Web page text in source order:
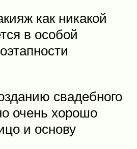
как никакой
в особой
свадебного
очень хорошо
и основу